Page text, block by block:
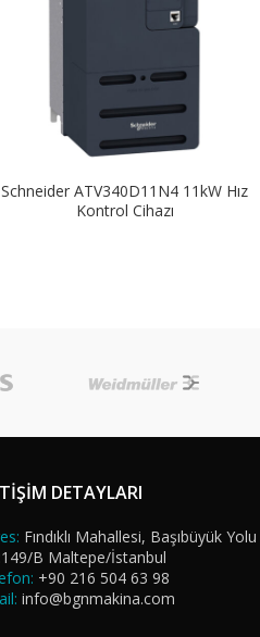
Schneider ATV340D11N4 11kW Hız
Kontrol Cihazı
DETAYLARI
Fındıklı Mahallesi, Başıbüyük Yolu
B Maltepe/İstanbul
+90 216 504 63 98
info@bgnmakina.com